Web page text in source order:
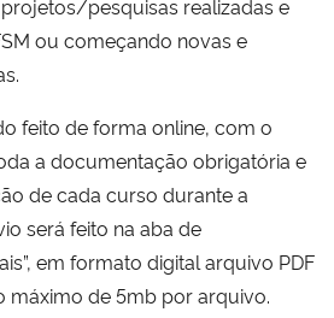
pesquisas realizadas e
ou começando novas e
feito de forma online, com o
a documentação obrigatória e
de cada curso durante a
será feito na aba de
em formato digital arquivo PDF
máximo de 5mb por arquivo.